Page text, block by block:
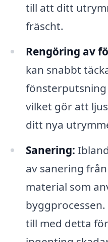
till att ditt
fräscht.
Rengöring av
kan snabbt
fönsterputsning
vilket gör att
ditt nya
Sanering:
av sanering
material som
till med detta